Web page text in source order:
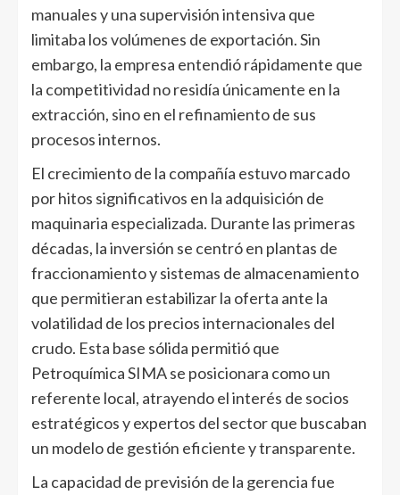
manuales y una supervisión intensiva que
limitaba los volúmenes de exportación. Sin
embargo, la empresa entendió rápidamente que
la competitividad no residía únicamente en la
extracción, sino en el refinamiento de sus
procesos internos.
El crecimiento de la compañía estuvo marcado
por hitos significativos en la adquisición de
maquinaria especializada. Durante las primeras
décadas, la inversión se centró en plantas de
fraccionamiento y sistemas de almacenamiento
que permitieran estabilizar la oferta ante la
volatilidad de los precios internacionales del
crudo. Esta base sólida permitió que
Petroquímica SIMA se posicionara como un
referente local, atrayendo el interés de socios
estratégicos y expertos del sector que buscaban
un modelo de gestión eficiente y transparente.
La capacidad de previsión de la gerencia fue